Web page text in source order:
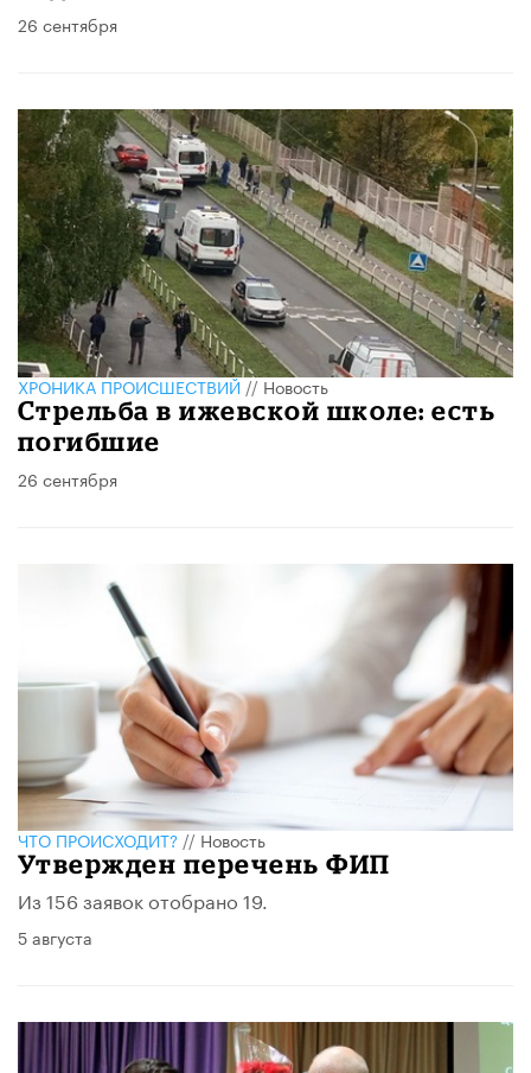
26 сентября
ХРОНИКА ПРОИСШЕСТВИЙ//Новость
Стрельба в ижевской школе: есть
погибшие
26 сентября
ЧТО ПРОИСХОДИТ?//Новость
Утвержден перечень ФИП
Из 156 заявок отобрано 19.
5 августа